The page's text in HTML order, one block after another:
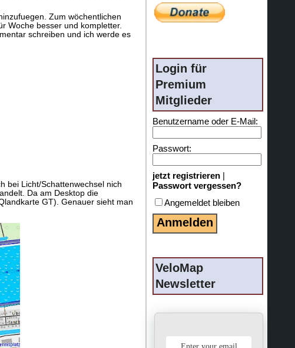
Zum wöchentlichen
Woche besser und kompletter.
schreiben und ich werde es
bei Licht/Schattenwechsel nich
Da am Desktop die
GT). Genauer sieht man
Login für
Premium
Mitglieder
Benutzername oder E-Mail:
Passwort:
jetzt registrieren |
Passwort vergessen?
Angemeldet bleiben
VeloMap
Newsletter